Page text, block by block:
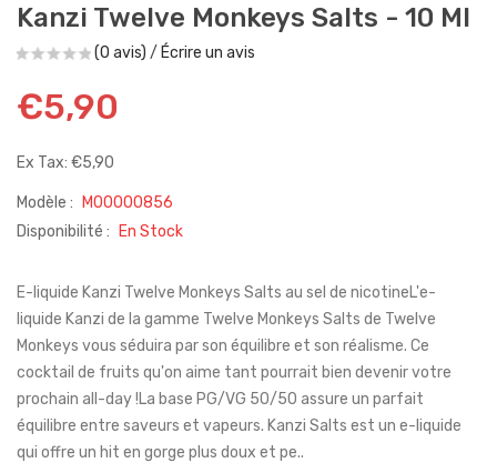
Kanzi Twelve Monkeys Salts - 10 Ml
(0 avis) / Écrire un avis
€5,90
Ex Tax: €5,90
Modèle :
M00000856
Disponibilité :
En Stock
E-liquide Kanzi Twelve Monkeys Salts au sel de nicotineL'e-
liquide Kanzi de la gamme Twelve Monkeys Salts de Twelve
Monkeys vous séduira par son équilibre et son réalisme. Ce
cocktail de fruits qu'on aime tant pourrait bien devenir votre
prochain all-day !La base PG/VG 50/50 assure un parfait
équilibre entre saveurs et vapeurs. Kanzi Salts est un e-liquide
qui offre un hit en gorge plus doux et pe..